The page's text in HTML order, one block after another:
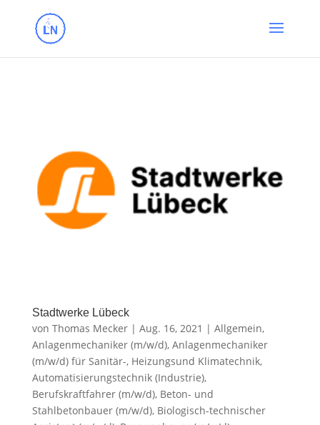
Stadtwerke Lübeck
von Thomas Mecker| Aug. 16, 2021 | Allgemein,
Anlagenmechaniker (m/w/d), Anlagenmechaniker
(m/w/d) für Sanitär-, Heizungsund Klimatechnik,
Automatisierungstechnik (Industrie),
Berufskraftfahrer (m/w/d), Beton- und
Stahlbetonbauer (m/w/d), Biologisch-technischer